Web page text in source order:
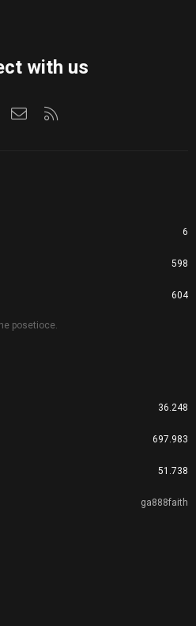
with us
FacebookKontaktirajte nas
6
598
604
posetioce.
36.248
697.983
51.738
ga888faith